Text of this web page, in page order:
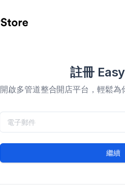
註冊
開啟多管道整合開店平台，輕鬆
繼續